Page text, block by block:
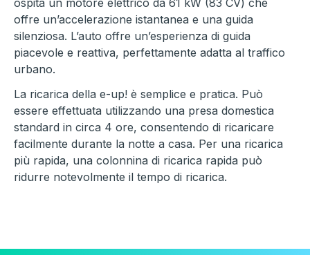
ospita un motore elettrico da 61 kW (83 CV) che
offre un’accelerazione istantanea e una guida
silenziosa. L’auto offre un’esperienza di guida
piacevole e reattiva, perfettamente adatta al traffico
urbano.
La ricarica della e-up! è semplice e pratica. Può
essere effettuata utilizzando una presa domestica
standard in circa 4 ore, consentendo di ricaricare
facilmente durante la notte a casa. Per una ricarica
più rapida, una colonnina di ricarica rapida può
ridurre notevolmente il tempo di ricarica.